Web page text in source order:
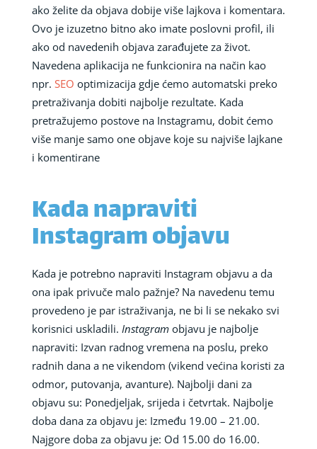
ako želite da objava dobije više lajkova i komentara.
Ovo je izuzetno bitno ako imate poslovni profil, ili
ako od navedenih objava zarađujete za život.
Navedena aplikacija ne funkcionira na način kao
npr. SEO optimizacija gdje ćemo automatski preko
pretraživanja dobiti najbolje rezultate. Kada
pretražujemo postove na Instagramu, dobit ćemo
više manje samo one objave koje su najviše lajkane
i komentirane
Kada napraviti
Instagram objavu
Kada je potrebno napraviti Instagram objavu a da
ona ipak privuče malo pažnje? Na navedenu temu
provedeno je par istraživanja, ne bi li se nekako svi
korisnici uskladili. Instagramobjavu je najbolje
napraviti: Izvan radnog vremena na poslu, preko
radnih dana a ne vikendom (vikend većina koristi za
odmor, putovanja, avanture). Najbolji dani za
objavu su: Ponedjeljak, srijeda i četvrtak. Najbolje
doba dana za objavu je: Između 19.00 – 21.00.
Najgore doba za objavu je: Od 15.00 do 16.00.